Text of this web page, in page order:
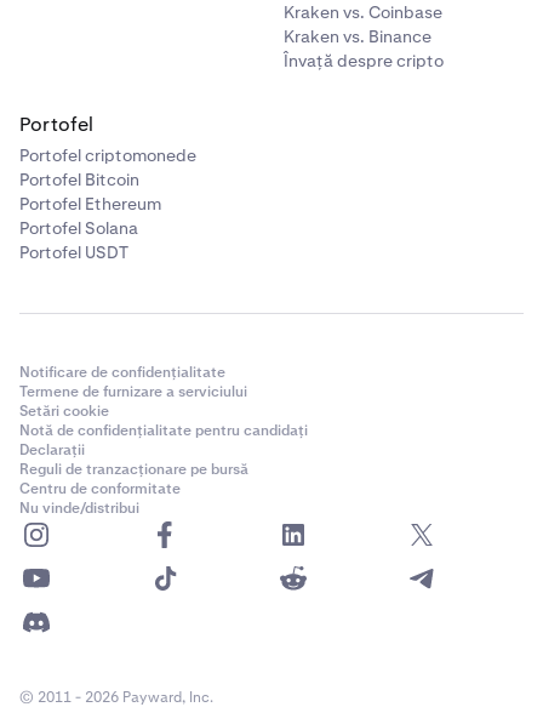
Kraken vs. Coinbase
Kraken vs. Binance
Învață despre cripto
Portofel
Portofel criptomonede
Portofel Bitcoin
Portofel Ethereum
Portofel Solana
Portofel USDT
Notificare de confidențialitate
Termene de furnizare a serviciului
Setări cookie
Notă de confidențialitate pentru candidați
Declarații
Reguli de tranzacționare pe bursă
Centru de conformitate
Nu vinde/distribui
© 2011 - 2026 Payward, Inc.